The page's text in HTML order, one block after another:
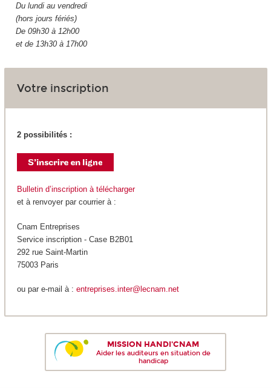
Du lundi au vendredi
(hors jours fériés)
De 09h30 à 12h00
et de 13h30 à 17h00
Votre inscription
2 possibilités :
Bulletin d’inscription à télécharger
et à renvoyer par courrier à :
Cnam Entreprises
Service inscription - Case B2B01
292 rue Saint-Martin
75003 Paris
ou par e-mail à : entreprises.inter@lecnam.net
MISSION HANDI'CNAM
Aider les auditeurs en situation de
handicap